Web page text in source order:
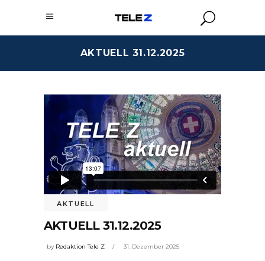
AKTUELL 31.12.2025
AKTUELL
AKTUELL 31.12.2025
by Redaktion Tele Z 31. Dezember 2025